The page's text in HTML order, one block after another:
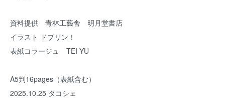
資料提供 青林工藝舎 明月堂書店
イラスト ドブリン！
表紙コラージュ TEI YU
A5判16pages（表紙含む）
2025.10.25 タコシェ